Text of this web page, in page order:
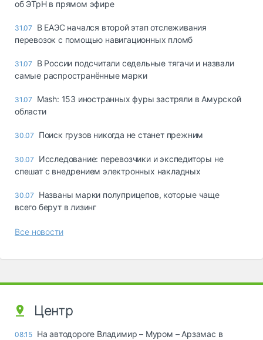
об ЭТрН в прямом эфире
31.07
В ЕАЭС начался второй этап отслеживания
перевозок с помощью навигационных пломб
31.07
В России подсчитали седельные тягачи и назвали
самые распространённые марки
31.07
Mash: 153 иностранных фуры застряли в Амурской
области
30.07 Поиск грузов никогда не станет прежним
30.07
Исследование: перевозчики и экспедиторы не
спешат с внедрением электронных накладных
30.07
Названы марки полуприцепов, которые чаще
всего берут в лизинг
Все новости
Центр
08:15 На автодороге Владимир – Муром – Арзамас в